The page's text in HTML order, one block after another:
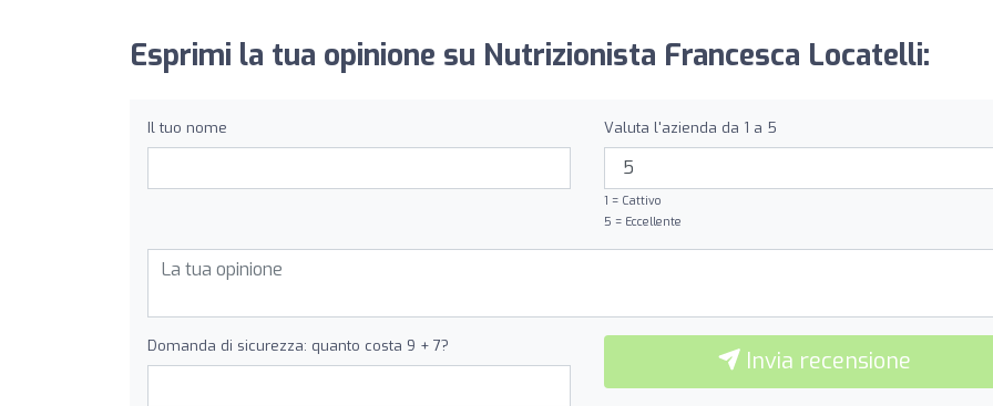
Esprimi la tua opinione su Nutrizionista Francesca Locatelli:
Il tuo nome Valuta l'azienda da 1 a 5
1 = Cattivo
5 = Eccellente
Domanda di sicurezza: quanto costa 9 + 7?
Invia recensione